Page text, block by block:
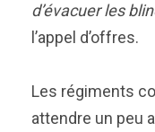
d’évacuer les
l’appel d’offres.
Les régiments
attendre un peu